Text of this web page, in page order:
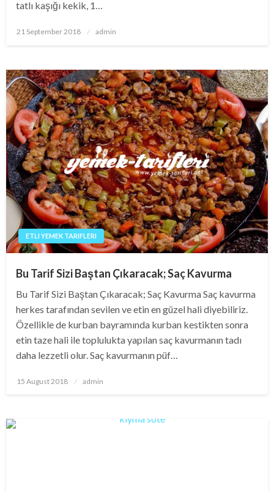
tatlı kaşığı kekik, 1…
Posted
21 September 2018 admin
ETLI YEMEK TARIFLERI
Bu Tarif Sizi Baştan Çıkaracak; Saç Kavurma
Bu Tarif Sizi Baştan Çıkaracak; Saç Kavurma Saç kavurma
herkes tarafından sevilen ve etin en güzel hali diyebiliriz.
Özellikle de kurban bayramında kurban kestikten sonra
etin taze hali ile toplulukta yapılan saç kavurmanın tadı
daha lezzetli olur. Saç kavurmanın püf…
Posted
15 August 2018 admin